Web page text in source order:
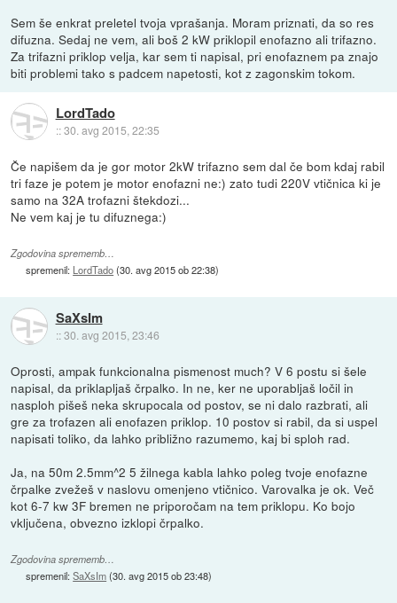
Sem še enkrat preletel tvoja vprašanja. Moram priznati, da so res
difuzna. Sedaj ne vem, ali boš 2 kW priklopil enofazno ali trifazno.
Za trifazni priklop velja, kar sem ti napisal, pri enofaznem pa znajo
biti problemi tako s padcem napetosti, kot z zagonskim tokom.
LordTado
::30. avg 2015, 22:35
Če napišem da je gor motor 2kW trifazno sem dal če bom kdaj rabil
tri faze je potem je motor enofazni ne:) zato tudi 220V vtičnica ki je
samo na 32A trofazni štekdozi...
Ne vem kaj je tu difuznega:)
Zgodovina sprememb…
spremenil: LordTado(30. avg 2015 ob 22:38)
SaXsIm
::30. avg 2015, 23:46
Oprosti, ampak funkcionalna pismenost much? V 6 postu si šele
napisal, da priklapljaš črpalko. In ne, ker ne uporabljaš ločil in
nasploh pišeš neka skrupocala od postov, se ni dalo razbrati, ali
gre za trofazen ali enofazen priklop. 10 postov si rabil, da si uspel
napisati toliko, da lahko približno razumemo, kaj bi sploh rad.
Ja, na 50m 2.5mm^2 5 žilnega kabla lahko poleg tvoje enofazne
črpalke zvežeš v naslovu omenjeno vtičnico. Varovalka je ok. Več
kot 6-7 kw 3F bremen ne priporočam na tem priklopu. Ko bojo
vključena, obvezno izklopi črpalko.
Zgodovina sprememb…
spremenil:SaXsIm(30. avg 2015 ob 23:48)